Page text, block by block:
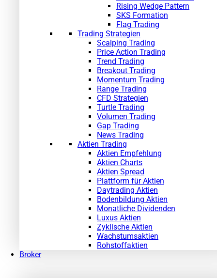
Rising Wedge Pattern
SKS Formation
Flag Trading
Trading Strategien
Scalping Trading
Price Action Trading
Trend Trading
Breakout Trading
Momentum Trading
Range Trading
CFD Strategien
Turtle Trading
Volumen Trading
Gap Trading
News Trading
Aktien Trading
Aktien Empfehlung
Aktien Charts
Aktien Spread
Plattform für Aktien
Daytrading Aktien
Bodenbildung Aktien
Monatliche Dividenden
Luxus Aktien
Zyklische Aktien
Wachstumsaktien
Rohstoffaktien
Broker